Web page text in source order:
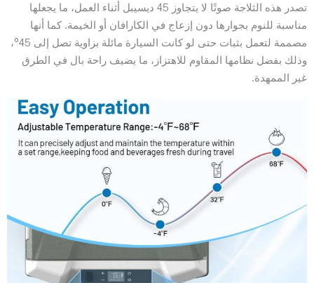
تصدر هذه الثلاجة صوتًا لا يتجاوز 45 ديسيبل أثناء العمل، ما يجعلها
مناسبة للنوم بجوارها دون إزعاج في الكارافان أو الخيمة. كما أنها
مصممة لتعمل بثبات حتى لو كانت السيارة مائلة بزاوية تصل إلى 45°،
وذلك بفضل نظامها المقاوم للاهتزاز، ما يضيف راحة بال في الطرق
غير الممهدة.